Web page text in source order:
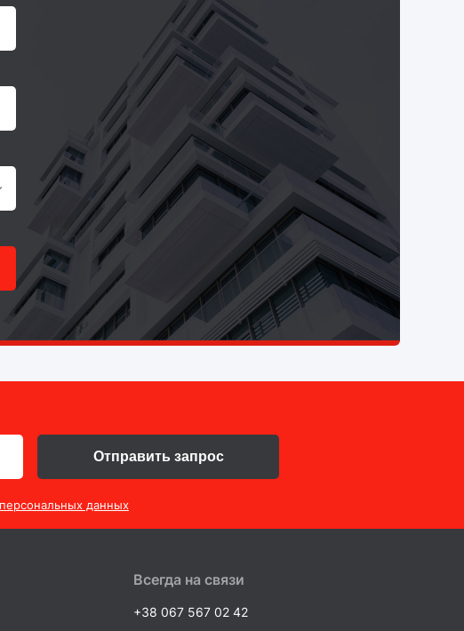
персональных данных
Отправить запрос
Всегда на связи
+38 067 567 02 42